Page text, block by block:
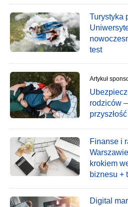
Turystyka
test
Artykuł
rodziców
Finanse i
krokiem
biznesu +
Digital